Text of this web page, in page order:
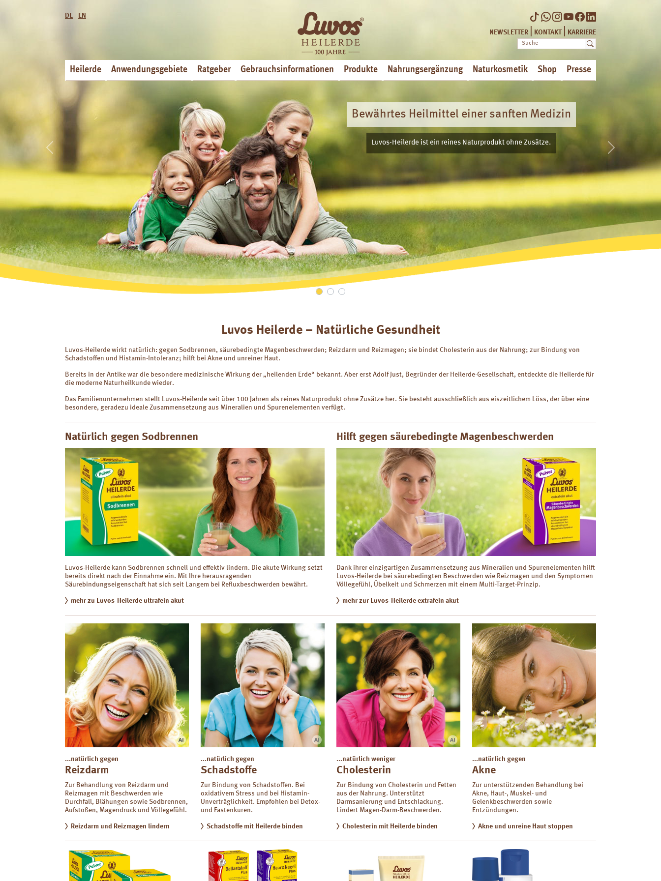
Naturprodukt ohne bekannte Nebenwirkungen
Luvos-Heilerde ist erhältlich in
Apotheken, Reformhäusern sowie
ausgewählten Fachhandlungen.
Previous Next
DE EN
NEWSLETTER KONTAKT KARRIERE
Heilerde Anwendungsgebiete Ratgeber Gebrauchsinformationen Produkte Nahrungsergänzung Naturkosmetik Shop Presse
Luvos Heilerde – Natürliche Gesundheit
Luvos-Heilerde wirkt natürlich: gegen Sodbrennen, säurebedingte Magenbeschwerden; Reizdarm und Reizmagen; sie bindet Cholesterin aus der Nahrung; zur Bindung von
Schadstoffen und Histamin-Intoleranz; hilft bei Akne und unreiner Haut.
Bereits in der Antike war die besondere medizinische Wirkung der „heilenden Erde“ bekannt. Aber erst Adolf Just, Begründer der Heilerde-Gesellschaft, entdeckte die Heilerde für
die moderne Naturheilkunde wieder.
Das Familienunternehmen stellt Luvos-Heilerde seit über 100 Jahren als reines Naturprodukt ohne Zusätze her. Sie besteht ausschließlich aus eiszeitlichem Löss, der über eine
besondere, geradezu ideale Zusammensetzung aus Mineralien und Spurenelementen verfügt.
Natürlich gegen Sodbrennen
Luvos-Heilerde kann Sodbrennen schnell und effektiv lindern. Die akute Wirkung setzt
bereits direkt nach der Einnahme ein. Mit Ihre herausragenden
Säurebindungseigenschaft hat sich seit Langem bei Refluxbeschwerden bewährt.
mehr zu Luvos-Heilerde ultrafein akut
Hilft gegen säurebedingte Magenbeschwerden
Dank ihrer einzigartigen Zusammensetzung aus Mineralien und Spurenelementen hilft
Luvos-Heilerde bei säurebedingten Beschwerden wie Reizmagen und den Symptomen
Völlegefühl, Übelkeit und Schmerzen mit einem Multi-Target-Prinzip.
mehr zur Luvos-Heilerde extrafein akut
...natürlich gegen
Reizdarm
Zur Behandlung von Reizdarm und
Reizmagen mit Beschwerden wie
Durchfall, Blähungen sowie Sodbrennen,
Aufstoßen, Magendruck und Völlegefühl.
Reizdarm und Reizmagen lindern
...natürlich gegen
Schadstoffe
Zur Bindung von Schadstoffen. Bei
oxidativem Stress und bei Histamin-
Unverträglichkeit. Empfohlen bei Detox-
und Fastenkuren.
Schadstoffe mit Heilerde binden
...natürlich weniger
Cholesterin
Zur Bindung von Cholesterin und Fetten
aus der Nahrung. Unterstützt
Darmsanierung und Entschlackung.
Lindert Magen-Darm-Beschwerden.
Cholesterin mit Heilerde binden
...natürlich gegen
Akne
Zur unterstützenden Behandlung bei
Akne, Haut-, Muskel- und
Gelenkbeschwerden sowie
Entzündungen.
Akne und unreine Haut stoppen